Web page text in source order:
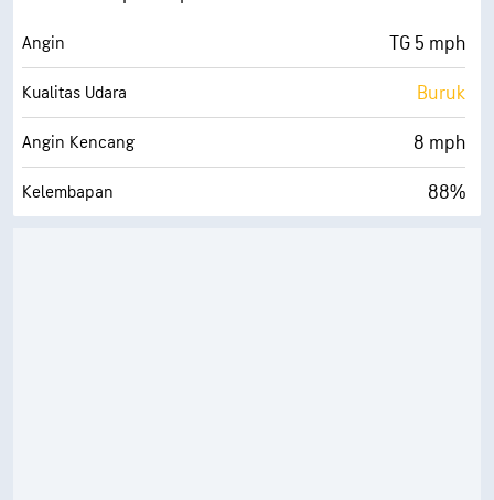
Angin TG 5 mph
Kualitas Udara Buruk
Angin Kencang 8 mph
Kelembapan 88%